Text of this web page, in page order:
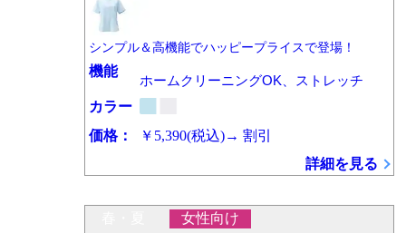
シンプル＆高機能でハッピープライスで登場！
機能
ホームクリーニングOK、ストレッチ
カラー
価格：
￥5,390(税込)→割引
詳細を見る
女性向け